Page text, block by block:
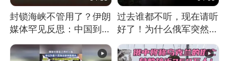
封锁海峡不管用了？伊朗
媒体罕见反思：中国到底
过去谁都不听，现在请听
好了！为什么俄军突然强